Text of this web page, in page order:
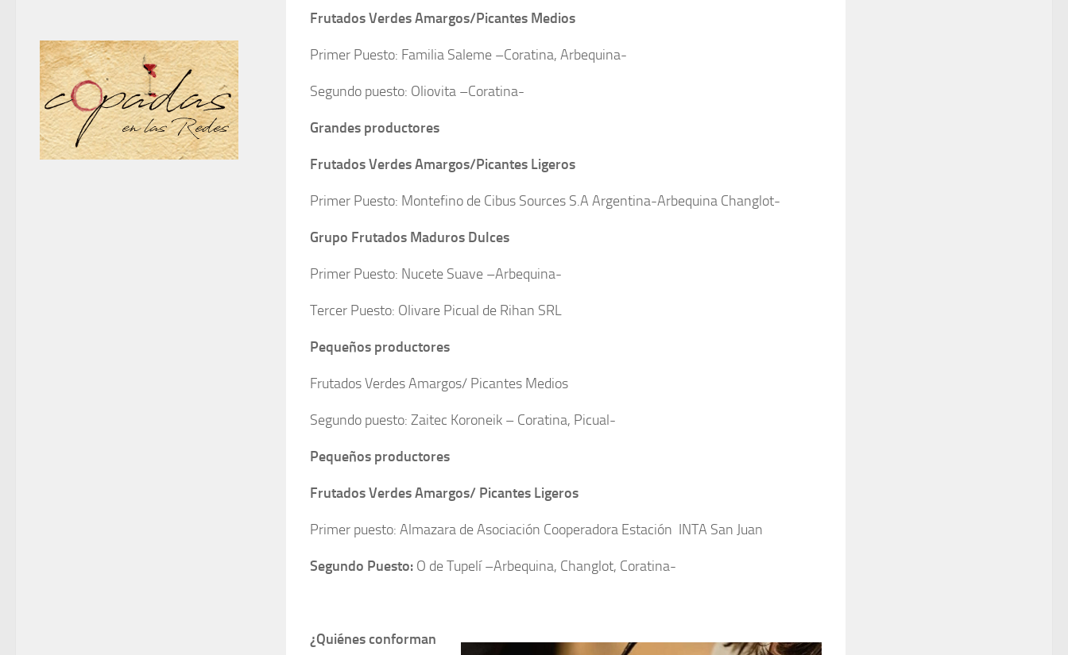
Frutados Verdes Amargos/Picantes Medios
Primer Puesto: Familia Saleme –Coratina, Arbequina-
Segundo puesto: Oliovita –Coratina-
Grandes productores
Frutados Verdes Amargos/Picantes Ligeros
Primer Puesto: Montefino de Cibus Sources S.A Argentina-Arbequina Changlot-
Grupo Frutados Maduros Dulces
Primer Puesto: Nucete Suave –Arbequina-
Tercer Puesto: Olivare Picual de Rihan SRL
Pequeños productores
Frutados Verdes Amargos/ Picantes Medios
Segundo puesto: Zaitec Koroneik – Coratina, Picual-
Pequeños productores
Frutados Verdes Amargos/ Picantes Ligeros
Primer puesto: Almazara de Asociación Cooperadora Estación INTA San Juan
Segundo Puesto: O de Tupelí –Arbequina, Changlot, Coratina-
¿Quiénes conforman